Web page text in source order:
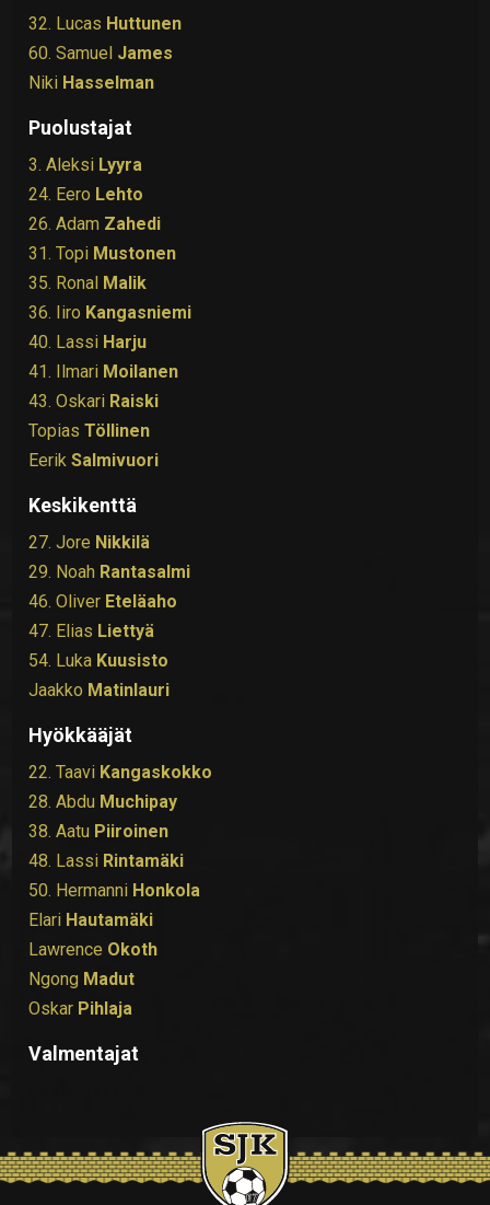
32. Lucas Huttunen
60. Samuel James
Niki Hasselman
Puolustajat
3. Aleksi Lyyra
24. Eero Lehto
26. Adam Zahedi
31. Topi Mustonen
35. Ronal Malik
36. Iiro Kangasniemi
40. Lassi Harju
41. Ilmari Moilanen
43. Oskari Raiski
TopiasTöllinen
EerikSalmivuori
Keskikenttä
27. Jore Nikkilä
29. Noah Rantasalmi
46. Oliver Eteläaho
47. Elias Liettyä
54. Luka Kuusisto
Jaakko Matinlauri
Hyökkääjät
22. Taavi Kangaskokko
28. Abdu Muchipay
38. Aatu Piiroinen
48. Lassi Rintamäki
50. Hermanni Honkola
Elari Hautamäki
Lawrence Okoth
Ngong Madut
Oskar Pihlaja
Valmentajat